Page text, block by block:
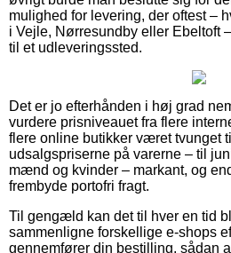
mulighed for levering, der oftest –
i Vejle, Nørresundby eller Ebeltoft
til et udleveringssted.
Det er jo efterhånden i høj grad
vurdere prisniveauet fra flere
flere online butikker været tvunget
udsalgspriserne på varerne – til
mænd og kvinder – markant, og
frembyde portofri fragt.
Til gengæld kan det til hver en tid
sammenligne forskellige e-shops
gennemfører din bestilling, sådan